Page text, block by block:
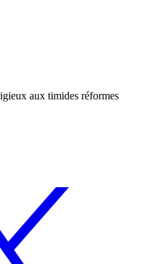
aux timides réformes